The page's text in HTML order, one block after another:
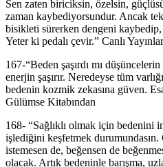
Sen zaten biriciksin, özelsin,
zaman kaybediyorsundur. Ancak
bisikleti sürerken dengeni
Yeter ki pedalı çevir.” Canlı
167-“Beden şaşırdı mı düşüncelerin
enerjin şaşırır. Neredeyse tüm
bedenin kozmik zekasına güven.
Gülümse Kitabından
168- “Sağlıklı olmak için bedenini
işlediğini keşfetmek
istemesen de, beğensen de
olacak. Artık bedeninle barışma,